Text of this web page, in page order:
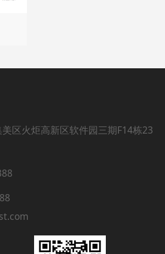
区火炬高新区软件园三期F14栋23